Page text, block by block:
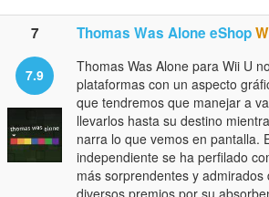
7 Thomas Was Alone eShop
7.9
Thomas Was Alone para Wii U
plataformas con un aspecto
que tendremos que manejar a
llevarlos hasta su destino
narra lo que vemos en pantalla.
independiente se ha perfilado
más sorprendentes y